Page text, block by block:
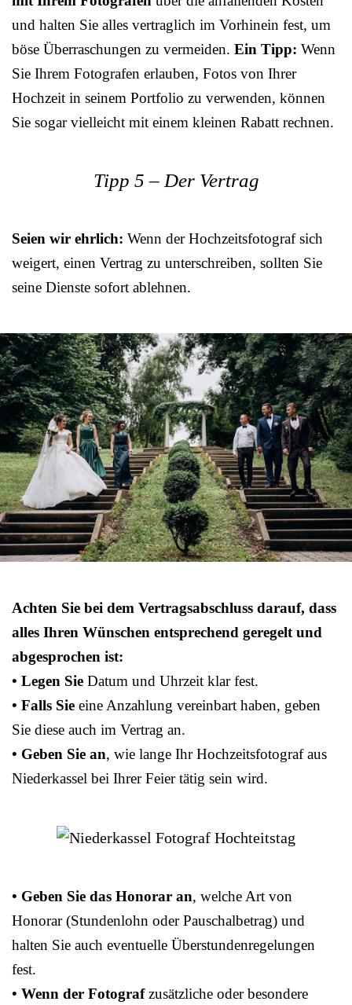
und halten Sie alles vertraglich im Vorhinein fest, um
böse Überraschungen zu vermeiden. Ein Tipp: Wenn
Sie Ihrem Fotografen erlauben, Fotos von Ihrer
Hochzeit in seinem Portfolio zu verwenden, können
Sie sogar vielleicht mit einem kleinen Rabatt rechnen.
Tipp 5 – Der Vertrag
Seien wir ehrlich: Wenn der Hochzeitsfotograf sich
weigert, einen Vertrag zu unterschreiben, sollten Sie
seine Dienste sofort ablehnen.
Achten Sie bei dem Vertragsabschluss darauf, dass
alles Ihren Wünschen entsprechend geregelt und
abgesprochen ist:
• Legen Sie Datum und Uhrzeit klar fest.
• Falls Sie eine Anzahlung vereinbart haben, geben
Sie diese auch im Vertrag an.
• Geben Sie an, wie lange Ihr Hochzeitsfotograf aus
Niederkassel bei Ihrer Feier tätig sein wird.
• Geben Sie das Honorar an, welche Art von
Honorar (Stundenlohn oder Pauschalbetrag) und
halten Sie auch eventuelle Überstundenregelungen
fest.
• Wenn der Fotografzusätzliche oder besondere